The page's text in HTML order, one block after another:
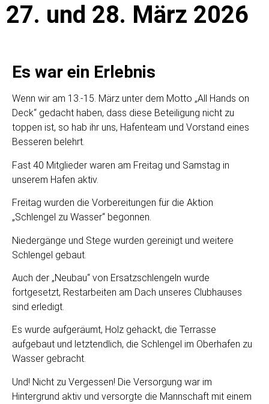
27. und 28. März 2026
Es war ein Erlebnis
Wenn wir am 13.-15. März unter dem Motto „All Hands on
Deck“ gedacht haben, dass diese Beteiligung nicht zu
toppen ist, so hab ihr uns, Hafenteam und Vorstand eines
Besseren belehrt.
Fast 40 Mitglieder waren am Freitag und Samstag in
unserem Hafen aktiv.
Freitag wurden die Vorbereitungen für die Aktion
„Schlengel zu Wasser“ begonnen.
Niedergänge und Stege wurden gereinigt und weitere
Schlengel gebaut.
Auch der „Neubau“ von Ersatzschlengeln wurde
fortgesetzt, Restarbeiten am Dach unseres Clubhauses
sind erledigt.
Es wurde aufgeräumt, Holz gehackt, die Terrasse
aufgebaut und letztendlich, die Schlengel im Oberhafen zu
Wasser gebracht.
Und! Nicht zu Vergessen! Die Versorgung war im
Hintergrund aktiv und versorgte die Mannschaft mit einem